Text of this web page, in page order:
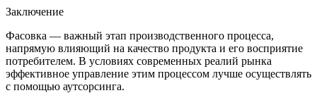
Заключение
Фасовка — важный этап производственного процесса,
напрямую влияющий на качество продукта и его восприятие
потребителем. В условиях современных реалий рынка
эффективное управление этим процессом лучше осуществлять
с помощью аутсорсинга.